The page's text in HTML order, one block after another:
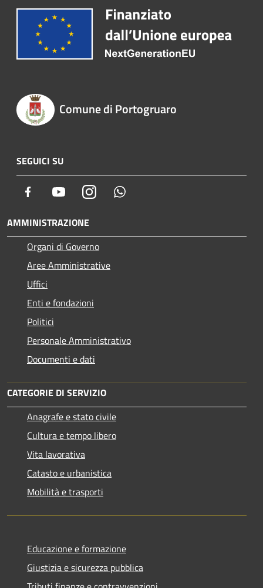
Comune di Portogruaro
SEGUICI SU
Facebook YoutubeInstagram
AMMINISTRAZIONE
Organi di Governo
Aree Amministrative
Uffici
Enti e fondazioni
Politici
Personale Amministrativo
Documenti e dati
CATEGORIE DI SERVIZIO
Anagrafe e stato civile
Cultura e tempo libero
Vita lavorativa
Catasto e urbanistica
Mobilità e trasporti
Educazione e formazione
Giustizia e sicurezza pubblica